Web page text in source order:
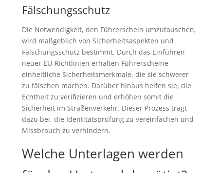
Fälschungsschutz
Die Notwendigkeit, den Führerschein umzutauschen,
wird maßgeblich von Sicherheitsaspekten und
Fälschungsschutz bestimmt. Durch das Einführen
neuer EU-Richtlinien erhalten Führerscheine
einheitliche Sicherheitsmerkmale, die sie schwerer
zu fälschen machen. Darüber hinaus helfen sie, die
Echtheit zu verifizieren und erhöhen somit die
Sicherheit im Straßenverkehr. Dieser Prozess trägt
dazu bei, die Identitätsprüfung zu vereinfachen und
Missbrauch zu verhindern.
Welche Unterlagen werden